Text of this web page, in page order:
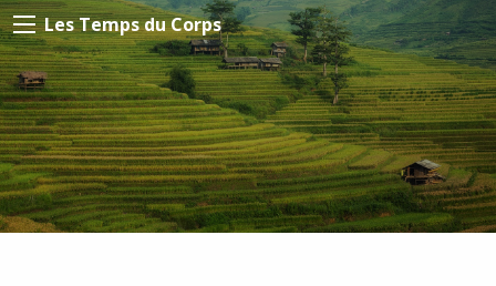
Les Temps du Corps